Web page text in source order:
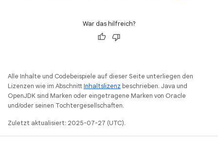
War das hilfreich?
Alle Inhalte und Codebeispiele auf dieser Seite unterliegen den
Lizenzen wie im AbschnittInhaltslizenz beschrieben. Java und
OpenJDK sind Marken oder eingetragene Marken von Oracle
und/oder seinen Tochtergesellschaften.
Zuletzt aktualisiert: 2025-07-27 (UTC).